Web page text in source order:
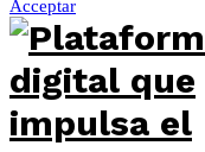
Acceptar